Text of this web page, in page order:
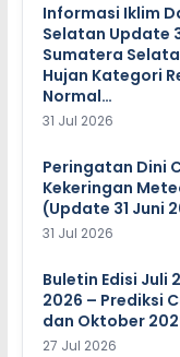
Informasi Iklim
Selatan Update
Sumatera
Hujan Kategori
Normal…
31 Jul 2026
Peringatan Dini
Kekeringan
(Update 31 Juni
31 Jul 2026
Buletin Edisi Juli
2026 – Prediksi
dan Oktober
27 Jul 2026